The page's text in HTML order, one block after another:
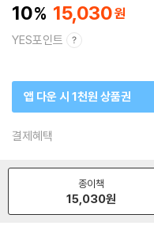
10 15,030
YES포인트
앱 다운 시 1천원 상품권
결제혜택
종이책
15,030원